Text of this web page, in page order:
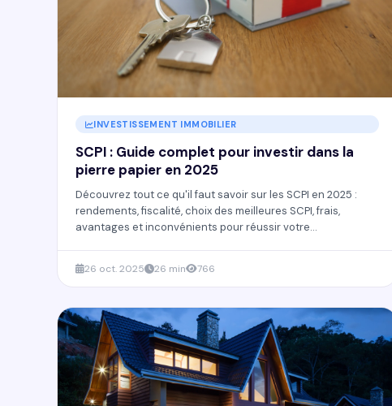
INVESTISSEMENT IMMOBILIER
SCPI : Guide complet pour investir dans la
pierre papier en 2025
Découvrez tout ce qu'il faut savoir sur les SCPI en 2025 :
rendements, fiscalité, choix des meilleures SCPI, frais,
avantages et inconvénients pour réussir votre
26 oct. 2025 26 min 766